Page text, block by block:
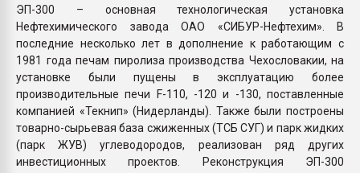
ЭП-300 – основная технологическая установка
Нефтехимического завода ОАО «СИБУР-Нефтехим». В
последние несколько лет в дополнение к работающим с
1981 года печам пиролиза производства Чехословакии, на
установке были пущены в эксплуатацию более
производительные печи F-110, -120 и -130, поставленные
компанией «Текнип» (Нидерланды). Также были построены
товарно-сырьевая база сжиженных (ТСБ СУГ) и парк жидких
(парк ЖУВ) углеводородов, реализован ряд других
инвестиционных проектов. Реконструкция ЭП-300